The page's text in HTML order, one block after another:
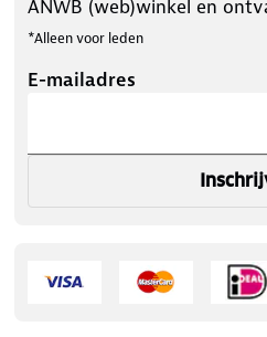
ANWB (web)winkel en
*Alleen voor leden
E-mailadres